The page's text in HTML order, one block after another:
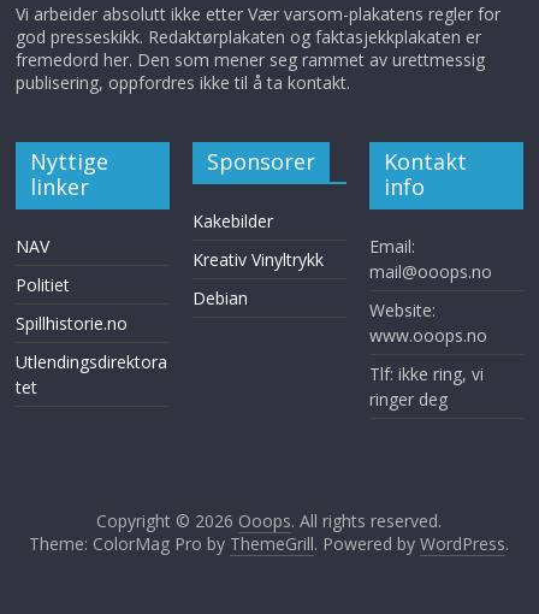
Vi arbeider absolutt ikke etter Vær varsom-plakatens regler for
god presseskikk. Redaktørplakaten og faktasjekkplakaten er
fremedord her. Den som mener seg rammet av urettmessig
publisering, oppfordres ikke til å ta kontakt.
Nyttige
linker
NAV
Politiet
Spillhistorie.no
Utlendingsdirektora
tet
Sponsorer
Kakebilder
Kreativ Vinyltrykk
Debian
Kontakt
info
Email:
mail@ooops.no
Website:
www.ooops.no
Tlf: ikke ring, vi
ringer deg
Copyright © 2026 Ooops. All rights reserved.
Theme: ColorMag Pro by ThemeGrill. Powered byWordPress.